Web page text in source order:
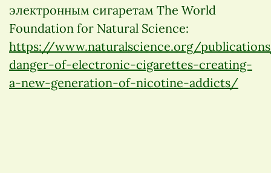
электронным сигаретам The World
Foundation for Natural Science:
https://www.naturalscience.org/
danger-of-electronic-cigarettes-creating-
a-new-generation-of-nicotine-addicts/